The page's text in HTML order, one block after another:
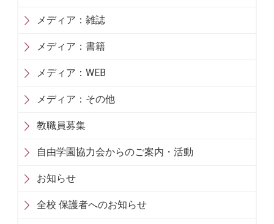
メディア：雑誌
メディア：書籍
メディア：WEB
メディア：その他
教職員募集
自由学園協力会からのご案内・活動
お知らせ
全校 保護者へのお知らせ